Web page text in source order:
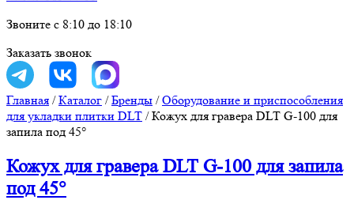
Звоните с 8:10 до 18:10
Заказать звонок
Главная /Каталог /Бренды /Оборудование и приспособления
для укладки плитки DLT /Кожух для гравера DLT G-100 для
запила под 45°
Кожух для гравера DLT G-100 для запила
под 45°